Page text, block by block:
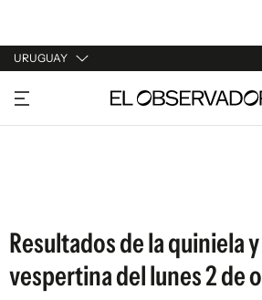
URUGUAY
URUGUAY
ARGENTINA
Resultados de la quiniela
vespertina del lunes 2 de